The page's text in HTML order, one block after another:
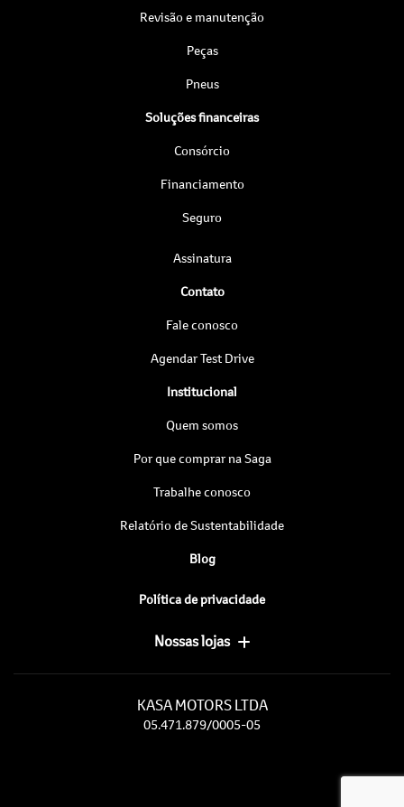
Revisão e manutenção
Peças
Pneus
Soluções financeiras
Consórcio
Financiamento
Seguro
Assinatura
Contato
Fale conosco
Agendar Test Drive
Institucional
Quem somos
Por que comprar na Saga
Trabalhe conosco
Relatório de Sustentabilidade
Blog
Política de privacidade
Nossas lojas
KASA MOTORS LTDA
05.471.879/0005-05